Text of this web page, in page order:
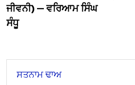
ਜੀਵਨੀ) — ਵਰਿਆਮ ਸਿੰਘ
ਸੰਧੂ
ਸਤਨਾਮ ਢਾਅ